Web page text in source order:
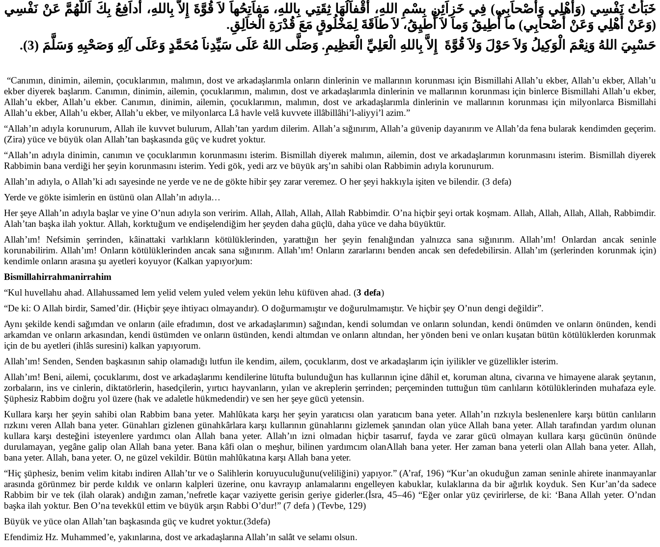
خَبَأْتُ نَفْسِي (وَأَهْلِي وَأَصْحاَبِي) فِي خَزاَئِنِ بِسْمِ اللهِ، أَقْفاَلُهَا ثِقَتِي بِاللهِ، مَفاَتِحُهاَ لاَ قُوَّةَ إِلاَّ بِاللهِ، أُداَفِعُ بِكَ اَللَّهُمَّ عَنْ نَفْسِي
(وَعَنْ أَهْلِي وَعَنْ أَصْحاَبِي) ماَ أُطِيقُ وَماَ لاَ أُطيِقُ، لاَ طاَقَةَ لِمَخْلُوقٍ مَعَ قُدْرَةِ الْخاَلِقِ.
حَسْبِيَ اللهُ وَنِعْمَ الْوَكِيلُ وَلاَ حَوْلَ وَلاَ قُوَّةَ إِلاَّ بِاللهِ الْعَلِيِّ الْعَظِيمِ. وَصَلَّى اللهُ عَلَى سَيِّدِناَ مُحَمَّدٍ وَعَلَى آلِهِ وَصَحْبِهِ وَسَلَّمَ (3).
“Canımın, dinimin, ailemin, çocuklarımın, malımın, dost ve arkadaşlarımla onların dinlerinin ve mallarının korunması için Bismillahi Allah’u ekber, Allah’u ekber, Allah’u
ekber diyerek başlarım. Canımın, dinimin, ailemin, çocuklarımın, malımın, dost ve arkadaşlarımla dinlerinin ve mallarının korunması için binlerce Bismillahi Allah’u ekber,
Allah’u ekber, Allah’u ekber. Canımın, dinimin, ailemin, çocuklarımın, malımın, dost ve arkadaşlarımla dinlerinin ve mallarının korunması için milyonlarca Bismillahi
Allah’u ekber, Allah’u ekber, Allah’u ekber, ve milyonlarca Lâ havle velâ kuvvete illâbillâhi’l-aliyyi’l azim.”
“Allah’ın adıyla korunurum, Allah ile kuvvet bulurum, Allah’tan yardım dilerim. Allah’a sığınırım, Allah’a güvenip dayanırım ve Allah’da fena bularak kendimden geçerim.
(Zira) yüce ve büyük olan Allah’tan başkasında güç ve kudret yoktur.
“Allah’ın adıyla dinimin, canımın ve çocuklarımın korunmasını isterim. Bismillah diyerek malımın, ailemin, dost ve arkadaşlarımın korunmasını isterim. Bismillah diyerek
Rabbimin bana verdiği her şeyin korunmasını isterim. Yedi gök, yedi arz ve büyük arş’ın sahibi olan Rabbimin adıyla korunurum.
Allah’ın adıyla, o Allah’ki adı sayesinde ne yerde ve ne de gökte hibir şey zarar veremez. O her şeyi hakkıyla işiten ve bilendir. (3 defa)
Yerde ve gökte isimlerin en üstünü olan Allah’ın adıyla…
Her şeye Allah’ın adıyla başlar ve yine O’nun adıyla son veririm. Allah, Allah, Allah, Allah Rabbimdir. O’na hiçbir şeyi ortak koşmam. Allah, Allah, Allah, Allah, Rabbimdir.
Alah’tan başka ilah yoktur. Allah, korktuğum ve endişelendiğim her şeyden daha güçlü, daha yüce ve daha büyüktür.
Allah’ım! Nefsimin şerrinden, kâinattaki varlıkların kötülüklerinden, yarattığın her şeyin fenalığından yalnızca sana sığınırım. Allah’ım! Onlardan ancak seninle
korunabilirim. Allah’ım! Onların kötülüklerinden ancak sana sığınırım. Allah’ım! Onların zararlarını benden ancak sen defedebilirsin. Allah’ım (şerlerinden korunmak için)
kendimle onların arasına şu ayetleri koyuyor (Kalkan yapıyor)um:
Bismillahirrahmanirrahim
“Kul huvellahu ahad. Allahussamed lem yelid velem yuled velem yekün lehu küfüven ahad. (3 defa)
“De ki: O Allah birdir, Samed’dir. (Hiçbir şeye ihtiyacı olmayandır). O doğurmamıştır ve doğurulmamıştır. Ve hiçbir şey O’nun dengi değildir”.
Aynı şekilde kendi sağımdan ve onların (aile efradımın, dost ve arkadaşlarımın) sağından, kendi solumdan ve onların solundan, kendi önümden ve onların önünden, kendi
arkamdan ve onların arkasından, kendi üstümden ve onların üstünden, kendi altımdan ve onların altından, her yönden beni ve onları kuşatan bütün kötülüklerden korunmak
için de bu ayetleri (ihlâs suresini) kalkan yapıyorum.
Allah’ım! Senden, Senden başkasının sahip olamadığı lutfun ile kendim, ailem, çocuklarım, dost ve arkadaşlarım için iyilikler ve güzellikler isterim.
Allah’ım! Beni, ailemi, çocuklarımı, dost ve arkadaşlarımı kendilerine lütufta bulunduğun has kullarının içine dâhil et, koruman altına, civarına ve himayene alarak şeytanın,
zorbaların, ins ve cinlerin, diktatörlerin, hasedçilerin, yırtıcı hayvanların, yılan ve akreplerin şerrinden; perçeminden tuttuğun tüm canlıların kötülüklerinden muhafaza eyle.
Şüphesiz Rabbim doğru yol üzere (hak ve adaletle hükmedendir) ve sen her şeye gücü yetensin.
Kullara karşı her şeyin sahibi olan Rabbim bana yeter. Mahlûkata karşı her şeyin yaratıcısı olan yaratıcım bana yeter. Allah’ın rızkıyla beslenenlere karşı bütün canlıların
rızkını veren Allah bana yeter. Günahları gizlenen günahkârlara karşı kullarının günahlarını gizlemek şanından olan yüce Allah bana yeter. Allah tarafından yardım olunan
kullara karşı desteğini isteyenlere yardımcı olan Allah bana yeter. Allah’ın izni olmadan hiçbir tasarruf, fayda ve zarar gücü olmayan kullara karşı gücünün önünde
durulamayan, yegâne galip olan Allah bana yeter. Bana kâfi olan o meşhur, bilinen yardımcım olanAllah bana yeter. Her zaman bana yeterli olan Allah bana yeter. Allah,
bana yeter. Allah, bana yeter. O, ne güzel vekildir. Bütün mahlûkatına karşı Allah bana yeter.
“Hiç şüphesiz, benim velim kitabı indiren Allah’tır ve o Salihlerin koruyuculuğunu(veliliğini) yapıyor.” (A’raf, 196) “Kur’an okuduğun zaman seninle ahirete inanmayanlar
arasında görünmez bir perde kıldık ve onların kalpleri üzerine, onu kavrayıp anlamalarını engelleyen kabuklar, kulaklarına da bir ağırlık koyduk. Sen Kur’an’da sadece
Rabbim bir ve tek (ilah olarak) andığın zaman,’nefretle kaçar vaziyette gerisin geriye giderler.(İsra, 45–46) “Eğer onlar yüz çevirirlerse, de ki: ‘Bana Allah yeter. O’ndan
başka ilah yoktur. Ben O’na tevekkül ettim ve büyük arşın Rabbi O’dur!” (7 defa ) (Tevbe, 129)
Büyük ve yüce olan Allah’tan başkasında güç ve kudret yoktur.(3defa)
Efendimiz Hz. Muhammed’e, yakınlarına, dost ve arkadaşlarına Allah’ın salât ve selamı olsun.